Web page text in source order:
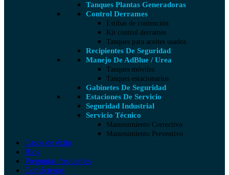
Tanques Plantas Generadoras
Control Derrames
Estibas de contención
Kit control derrames
Tanques para aceites usados
Recipientes De Seguridad
Manejo De AdBlue / Urea
Tanques móviles
Tanques estacionarios
Gabinetes De Seguridad
Estaciones De Servicio
Seguridad Industrial
Servicio Técnico
Mantenimiento Correctivo
Mantenimiento Preventivo
Casos de éxito
Blog
Preguntas frecuentes
Contáctenos